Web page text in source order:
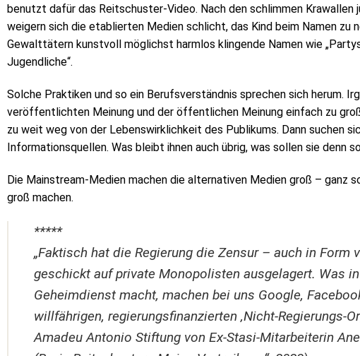
benutzt dafür das Reitschuster-Video. Nach den schlimmen
weigern sich die etablierten Medien schlicht, das Kind beim Namen zu
Gewalttätern kunstvoll möglichst harmlos klingende Namen wie
Jugendliche“.
Solche Praktiken und so ein Berufsverständnis sprechen sich herum.
veröffentlichten Meinung und der öffentlichen Meinung einfach zu
zu weit weg von der Lebenswirklichkeit des Publikums. Dann suchen
Informationsquellen. Was bleibt ihnen auch übrig, was sollen sie denn
Die Mainstream-Medien machen die alternativen Medien groß – ganz
groß machen.
*****
„Faktisch hat die Regierung die Zensur – auch in
geschickt auf private Monopolisten ausgelagert. Was
Geheimdienst macht, machen bei uns Google,
willfährigen, regierungsfinanzierten ‚Nicht-Regierungs-
Amadeu Antonio Stiftung von Ex-Stasi-Mitarbeiterin